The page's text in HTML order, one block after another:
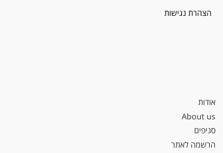
הצהרת נגישות
אודות
About us
סניפים
הרשמה לאתר